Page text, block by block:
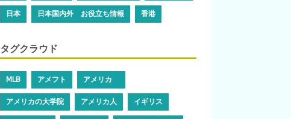
日本 日本国内外 お役立ち情報 香港
タグクラウド
MLB アメフト アメリカ
アメリカの大学院 アメリカ人 イギリス